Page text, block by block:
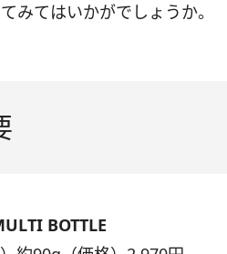
みてはいかがでしょうか。
BOTTLE